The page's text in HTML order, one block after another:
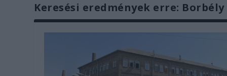
Keresési eredmények erre: